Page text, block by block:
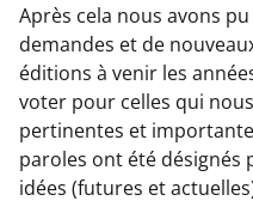
Après cela nous avons
demandes et de
éditions à venir les
voter pour celles qui
pertinentes et
paroles ont été
idées (futures et